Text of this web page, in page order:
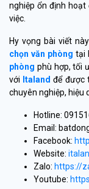
nghiệp ổn định hoạt
việc.
Hy vọng bài viết
chọn văn phòng tại
phòng phù hợp, tối
với Italand để được
chuyên nghiệp, hiệu
Hotline:
Email:
Facebook:
Website:
Zalo: https://
Youtube: